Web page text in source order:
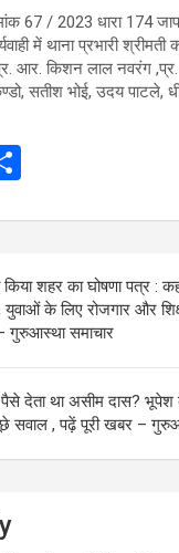
67 / 2023 धारा 174
में थाना प्रभारी
आर. किशन लाल नवरंग
सतीश भोई, उदय पाटले,
ar
शहर का घोषणा पत्र :
के लिए रोजगार और
गुरुआस्था समाचार
देता था असीम दास?
सवाल , पढ़ें पूरी खबर –